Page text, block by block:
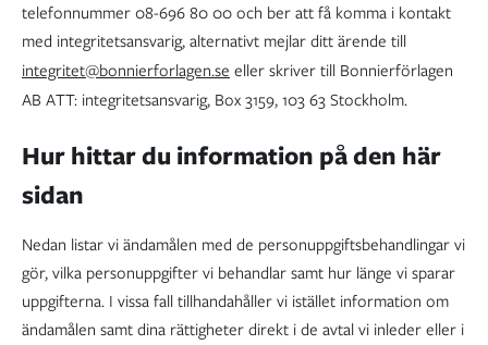
telefonnummer 08-696 80 00 och ber att få komma i kontakt
med integritetsansvarig, alternativt mejlar ditt ärende till
integritet@bonnierforlagen.se eller skriver till Bonnierförlagen
AB ATT: integritetsansvarig, Box 3159, 103 63 Stockholm.
Hur hittar du information på den här
sidan
Nedan listar vi ändamålen med de personuppgiftsbehandlingar vi
gör, vilka personuppgifter vi behandlar samt hur länge vi sparar
uppgifterna. I vissa fall tillhandahåller vi istället information om
ändamålen samt dina rättigheter direkt i de avtal vi inleder eller i